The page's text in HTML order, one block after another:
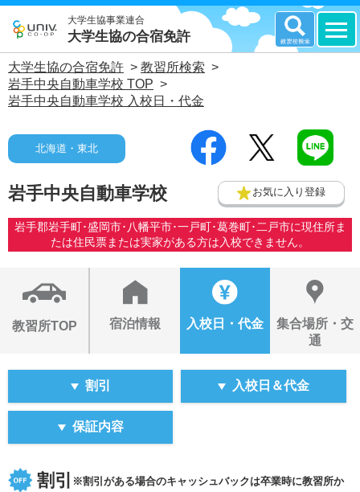
大学生協事業連合
大学生協の合宿免許
大学生協の合宿免許 > 教習所検索 >
岩手中央自動車学校 TOP >
岩手中央自動車学校 入校日・代金
北海道・東北
岩手中央自動車学校 お気に入り登録
岩手郡岩手町･盛岡市･八幡平市･一戸町･葛巻町･二戸市に現住所ま
たは住民票または実家がある方は入校できません。
教習所TOP 宿泊情報 入校日・代金
集合場所・交
通
割引 入校日＆代金
保証内容
割引
※割引がある場合のキャッシュバックは卒業時に教習所か